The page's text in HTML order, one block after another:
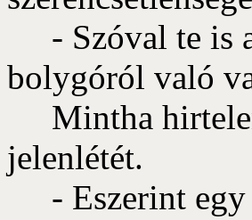
- Szóval te is
bolygóról való
Mintha
jelenlétét.
- Eszerint egy